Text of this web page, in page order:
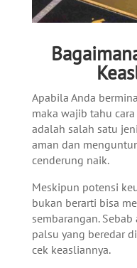
Apabila Anda
maka wajib tahu
adalah salah satu
aman dan
cenderung naik.
Meskipun potensi
bukan berarti bisa
sembarangan.
palsu yang beredar
cek keasliannya.